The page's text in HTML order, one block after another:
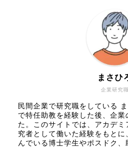
企業研究職
まさひ
民間企業で研究職をしている
で特任助教を経験した後、企業
た。このサイトでは、アカデ
究者として働いた経験をもと
んでいる博士学生やポスドク